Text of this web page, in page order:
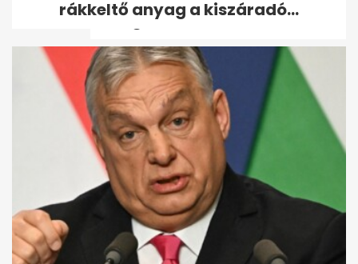
melegcsúcsok dőltek...
rákkeltő anyag a kiszáradó...